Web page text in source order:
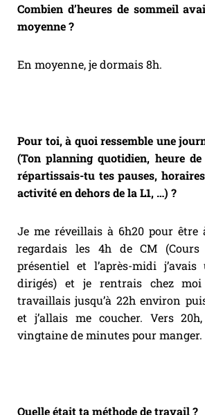
Combien d’heures de sommeil
moyenne ?
En moyenne, je dormais 8h.
Pour toi, à quoi ressemble une
(Ton planning quotidien, heure
répartissais-tu tes pauses,
activité en dehors de la L1, …) ?
Je me réveillais à 6h20 pour être
regardais les 4h de CM (Cours
présentiel et l’après-midi
dirigés) et je rentrais chez
travaillais jusqu’à 22h environ
et j’allais me coucher. Vers
vingtaine de minutes pour manger.
Quelle était ta méthode de travail ?